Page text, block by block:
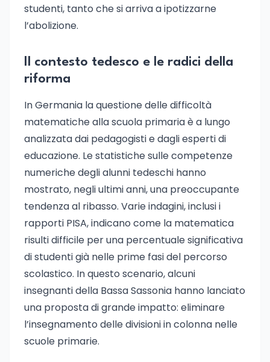
studenti, tanto che si arriva a ipotizzarne
l’abolizione.
Il contesto tedesco e le radici della
riforma
In Germania la questione delle difficoltà
matematiche alla scuola primaria è a lungo
analizzata dai pedagogisti e dagli esperti di
educazione. Le statistiche sulle competenze
numeriche degli alunni tedeschi hanno
mostrato, negli ultimi anni, una preoccupante
tendenza al ribasso. Varie indagini, inclusi i
rapporti PISA, indicano come la matematica
risulti difficile per una percentuale significativa
di studenti già nelle prime fasi del percorso
scolastico. In questo scenario, alcuni
insegnanti della Bassa Sassonia hanno lanciato
una proposta di grande impatto: eliminare
l’insegnamento delle divisioni in colonna nelle
scuole primarie.